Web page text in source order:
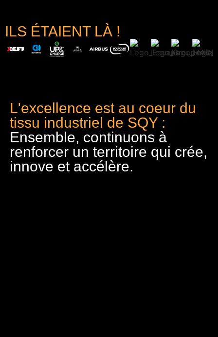
ILS ÉTAIENT LÀ !
L'excellence est au coeur du
tissu industriel de SQY :
Ensemble, continuons à
renforcer un territoire qui crée,
innove et accélère.